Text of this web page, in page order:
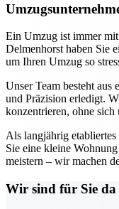
Ein Umzug ist immer
Delmenhorst haben Sie
um Ihren Umzug so
Unser Team besteht
und Präzision erledigt.
konzentrieren, ohne
Als langjährig
Sie eine kleine
meistern – wir machen
Wir sind für Sie da